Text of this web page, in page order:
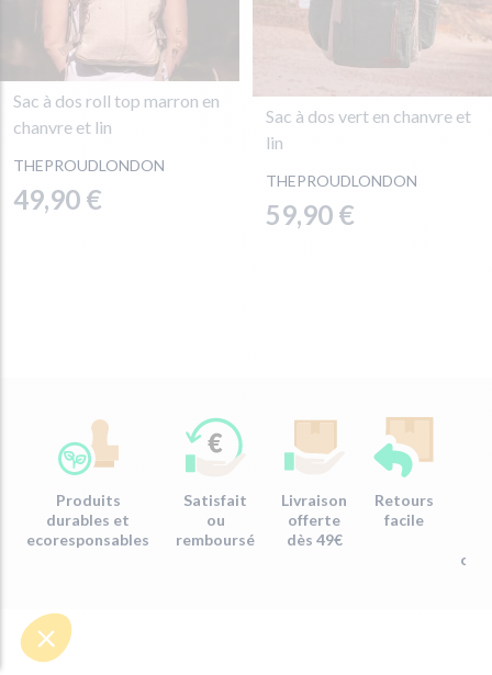
Sac à dos roll top marron en
chanvre et lin
THEPROUDLONDON
49,90 €
Sac à dos vert en chanvre et
lin
THEPROUDLONDON
59,90 €
Produits
durables et
ecoresponsables
Satisfait
ou
remboursé
Livraison
offerte
dès 49€
Retours
facile